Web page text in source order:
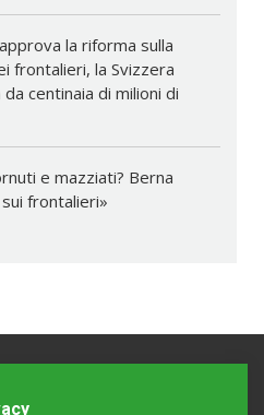
la riforma sulla
frontalieri, la Svizzera
centinaia di milioni di
e mazziati? Berna
frontalieri»